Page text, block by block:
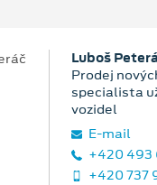
Luboš
Prodej
specialista
vozidel
E‑mail
+420 493
+420 737